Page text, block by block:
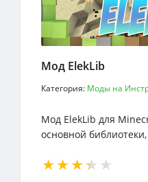
Мод ElekLib
Категория: Моды на
Мод ElekLib для
основной
Eleksploded,
поддержки загрузки